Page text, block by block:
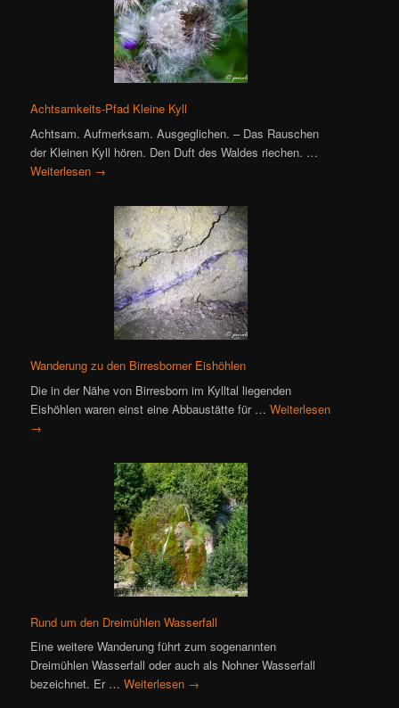
Achtsamkeits-Pfad Kleine Kyll
Achtsam. Aufmerksam. Ausgeglichen. – Das Rauschen
der Kleinen Kyll hören. Den Duft des Waldes riechen. …
Weiterlesen →
Wanderung zu den Birresborner Eishöhlen
Die in der Nähe von Birresborn im Kylltal liegenden
Eishöhlen waren einst eine Abbaustätte für …Weiterlesen
→
Rund um den Dreimühlen Wasserfall
Eine weitere Wanderung führt zum sogenannten
Dreimühlen Wasserfall oder auch als Nohner Wasserfall
bezeichnet. Er …Weiterlesen →